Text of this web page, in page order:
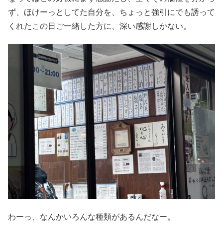
ず、ほけーっとしてた自分を、ちょっと強引にでも誘って
くれたこの日ご一緒した方に、深い感謝しかない。
わーっ、なんかいろんな種類があるんだなー。